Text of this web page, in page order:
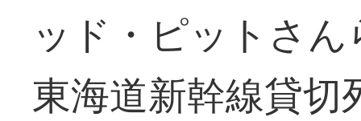
ッド・ピットさ
東海道新幹線貸切